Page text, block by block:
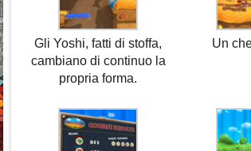
Gli Yoshi, fatti di stoffa,
cambiano di continuo la
propria forma.
Un